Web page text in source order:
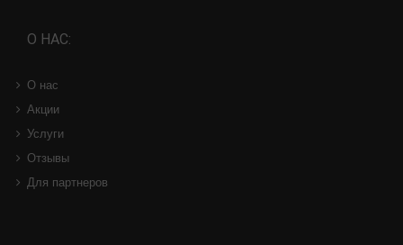
О НАС:
О нас
Акции
Услуги
Отзывы
Для партнеров